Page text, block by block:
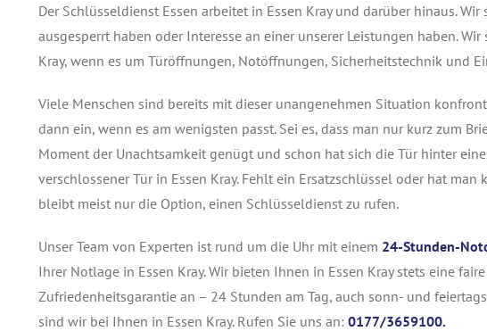
Der Schlüsseldienst Essen arbeitet in Essen Kray und darüber hinaus.
ausgesperrt haben oder Interesse an einer unserer Leistungen haben.
Kray, wenn es um Türöffnungen, Notöffnungen, Sicherheitstechnik und
Viele Menschen sind bereits mit dieser unangenehmen Situation
dann ein, wenn es am wenigsten passt. Sei es, dass man nur kurz zum
Moment der Unachtsamkeit genügt und schon hat sich die Tür hinter
verschlossener Tür in Essen Kray. Fehlt ein Ersatzschlüssel oder hat
bleibt meist nur die Option, einen Schlüsseldienst zu rufen.
Unser Team von Experten ist rund um die Uhr mit einem 24-Stunden-
Ihrer Notlage in Essen Kray. Wir bieten Ihnen in Essen Kray stets eine
Zufriedenheitsgarantie an – 24 Stunden am Tag, auch sonn- und
sind wir bei Ihnen in Essen Kray. Rufen Sie uns an: 0177/3659100.